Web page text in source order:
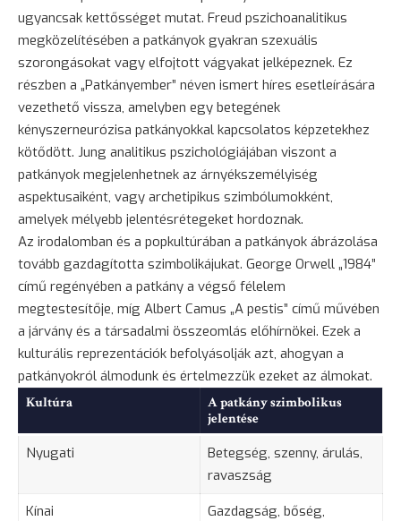
ugyancsak kettősséget mutat. Freud pszichoanalitikus
megközelítésében a patkányok gyakran szexuális
szorongásokat vagy elfojtott vágyakat jelképeznek. Ez
részben a „Patkányember” néven ismert híres esetleírására
vezethető vissza, amelyben egy betegének
kényszerneurózisa patkányokkal kapcsolatos képzetekhez
kötődött. Jung analitikus pszichológiájában viszont a
patkányok megjelenhetnek az árnyékszemélyiség
aspektusaiként, vagy archetipikus szimbólumokként,
amelyek mélyebb jelentésrétegeket hordoznak.
Az irodalomban és a popkultúrában a patkányok ábrázolása
tovább gazdagította szimbolikájukat. George Orwell „1984”
című regényében a patkány a végső félelem
megtestesítője, míg Albert Camus „A pestis” című művében
a járvány és a társadalmi összeomlás előhírnökei. Ezek a
kulturális reprezentációk befolyásolják azt, ahogyan a
patkányokról álmodunk és értelmezzük ezeket az álmokat.
Kultúra
A patkány szimbolikus
jelentése
Nyugati Betegség, szenny, árulás,
ravaszság
Kínai
Gazdagság, bőség,